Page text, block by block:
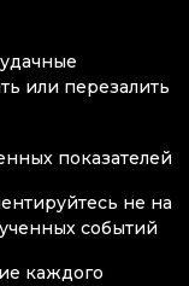
или перезалить
показателей
не на
событий
каждого